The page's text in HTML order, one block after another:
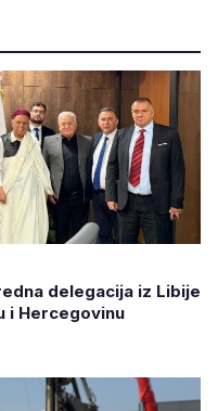
delegacija iz Libije
i Hercegovinu